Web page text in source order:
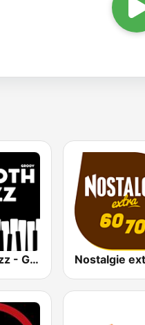
Smooth Jazz - Groov